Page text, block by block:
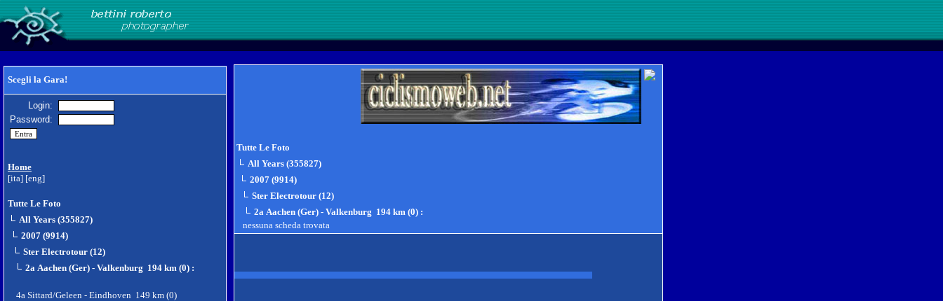
Scegli la Gara!
Login:
Password:
Home
[ita] [eng]
Tutte Le Foto
All Years (355827)
2007 (9914)
Ster Electrotour (12)
2a Aachen (Ger) - Valkenburg 194 km (0) :
4a Sittard/Geleen - Eindhoven 149 km (0)
Tutte Le Foto
All Years (355827)
2007 (9914)
Ster Electrotour (12)
2a Aachen (Ger) - Valkenburg 194 km (0) :
nessuna scheda trovata